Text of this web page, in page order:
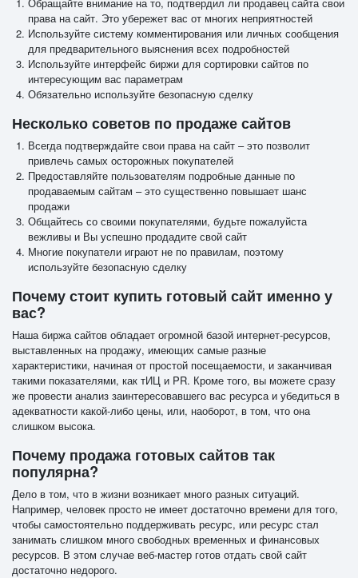
права на сайт. Это убережет вас от многих неприятностей
Используйте систему комментирования или личных сообщения
для предварительного выяснения всех подробностей
Используйте интерфейс биржи для сортировки сайтов по
интересующим вас параметрам
Обязательно используйте безопасную сделку
Несколько советов по продаже сайтов
Всегда подтверждайте свои права на сайт – это позволит
привлечь самых осторожных покупателей
Предоставляйте пользователям подробные данные по
продаваемым сайтам – это существенно повышает шанс
продажи
Общайтесь со своими покупателями, будьте пожалуйста
вежливы и Вы успешно продадите свой сайт
Многие покупатели играют не по правилам, поэтому
используйте безопасную сделку
Почему стоит купить готовый сайт именно у
вас?
Наша биржа сайтов обладает огромной базой интернет-ресурсов,
выставленных на продажу, имеющих самые разные
характеристики, начиная от простой посещаемости, и заканчивая
такими показателями, как тИЦ и PR. Кроме того, вы можете сразу
же провести анализ заинтересовавшего вас ресурса и убедиться в
адекватности какой-либо цены, или, наоборот, в том, что она
слишком высока.
Почему продажа готовых сайтов так
популярна?
Дело в том, что в жизни возникает много разных ситуаций.
Например, человек просто не имеет достаточно времени для того,
чтобы самостоятельно поддерживать ресурс, или ресурс стал
занимать слишком много свободных временных и финансовых
ресурсов. В этом случае веб-мастер готов отдать свой сайт
достаточно недорого.